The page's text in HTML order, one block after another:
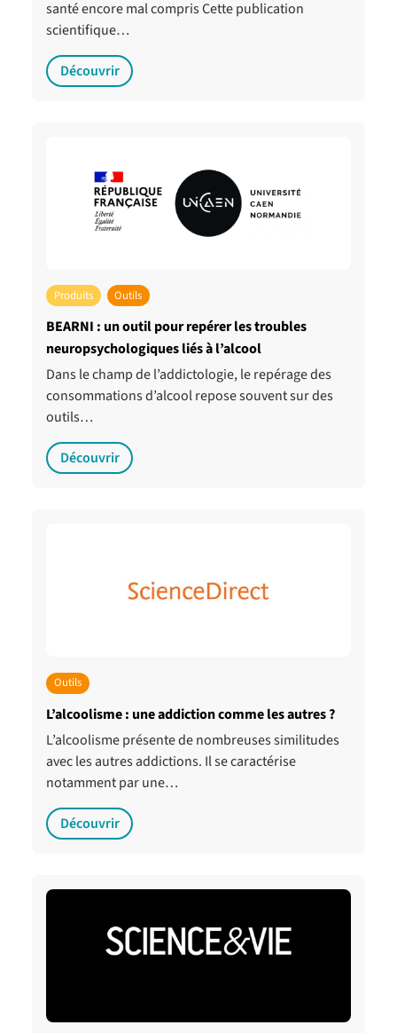
santé encore mal compris Cette publication
scientifique…
Découvrir
Produits Outils
BEARNI : un outil pour repérer les troubles
neuropsychologiques liés à l’alcool
Dans le champ de l’addictologie, le repérage des
consommations d’alcool repose souvent sur des
outils…
Découvrir
Outils
L’alcoolisme : une addiction comme les autres ?
L’alcoolisme présente de nombreuses similitudes
avec les autres addictions. Il se caractérise
notamment par une…
Découvrir